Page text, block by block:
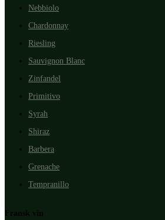
Nebbiolo
Chardonnay
Riesling
Sauvignon Blanc
Zinfandel
Primitivo
Syrah
Shiraz
Barbera
Grenache
Tempranillo
Fransk vin